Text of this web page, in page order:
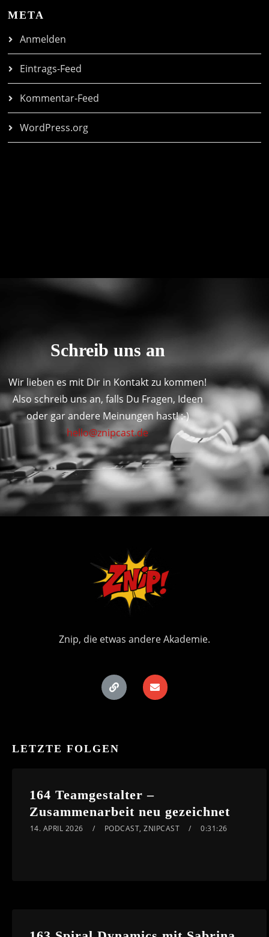
META
Anmelden
Eintrags-Feed
Kommentar-Feed
WordPress.org
Schreib uns an
Wir lieben es mit Dir in Kontakt zu kommen!
Also schreib uns an, falls Du Fragen, Ideen
oder gar andere Meinungen hast! :-)
hello@znipcast.de
Znip, die etwas andere Akademie.
LETZTE FOLGEN
164 Teamgestalter –
Zusammenarbeit neu gezeichnet
14. APRIL 2026 PODCAST,ZNIPCAST 0:31:26